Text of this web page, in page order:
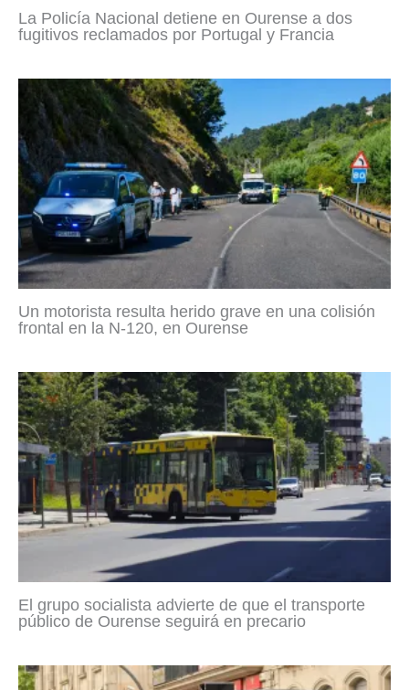
La Policía Nacional detiene en Ourense a dos
fugitivos reclamados por Portugal y Francia
Un motorista resulta herido grave en una colisión
frontal en la N-120, en Ourense
El grupo socialista advierte de que el transporte
público de Ourense seguirá en precario